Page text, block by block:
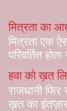
मित्रता का
मित्रता एक
परिवर्तित
हवा को ख़त
राजधानी
ख़त का